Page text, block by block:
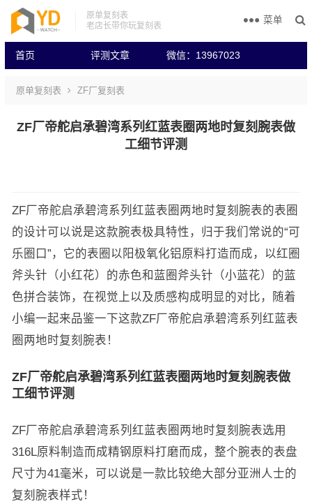
原单复刻表
老店长带你玩复刻表
首页 评测文章 微信：13967023
菜单
原单复刻表 ZF厂复刻表
ZF厂帝舵启承碧湾系列红蓝表圈两地时复刻腕表做
工细节评测
ZF厂帝舵启承碧湾系列红蓝表圈两地时复刻腕表的表圈
的设计可以说是这款腕表极具特性，归于我们常说的“可
乐圈口”，它的表圈以阳极氧化铝原料打造而成，以红圈
斧头针（小红花）的赤色和蓝圈斧头针（小蓝花）的蓝
色拼合装饰，在视觉上以及质感构成明显的对比，随着
小编一起来品鉴一下这款ZF厂帝舵启承碧湾系列红蓝表
圈两地时复刻腕表！
ZF厂帝舵启承碧湾系列红蓝表圈两地时复刻腕表做
工细节评测
ZF厂帝舵启承碧湾系列红蓝表圈两地时复刻腕表选用
316L原料制造而成精钢原料打磨而成，整个腕表的表盘
尺寸为41毫米，可以说是一款比较绝大部分亚洲人士的
复刻腕表样式！